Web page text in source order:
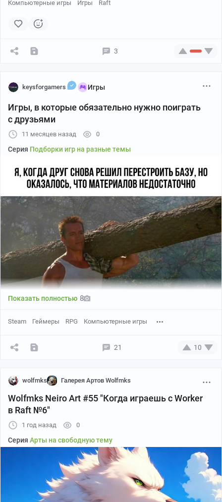
Компьютерные игры Игры Raft
3
keysforgamers Игры
Игры, в которые обязательно нужно поиграть
с друзьями
11 месяцев назад 0
Серия Подборки игр на разные темы
попытаться выжить вместе с друзьями в каком-то
враждебном мире? Тогда специально для вас мы
собрали подборку таких игр, где можно отлично
провести время компанией… ну или разругаться
вконец, зато весело!
Don't Starve Together
Показать полностью 8
Steam Геймеры RPG Компьютерные игры
21 10
wolfmks Галерея Артов Wolfmks
Wolfmks Neiro Art #55 "Когда играешь с Worker
в Raft №6"
1 год назад 0
Серия Арты на свободную тему